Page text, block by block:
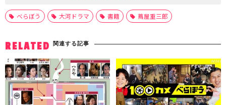
べらぼう 大河ドラマ 書籍 蔦屋重三郎
RELATED 関連する記事